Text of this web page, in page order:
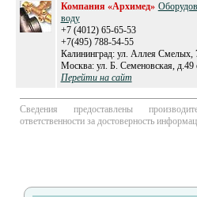
Компания «Архимед»
воду
+7 (4012) 65-65-53
+7(495) 788-54-55
Калининград: ул. Аллея Смелых,
Москва: ул. Б. Семеновская, д.49
Перейти на сайт
Сведения предоставлены
ответственности за достоверность